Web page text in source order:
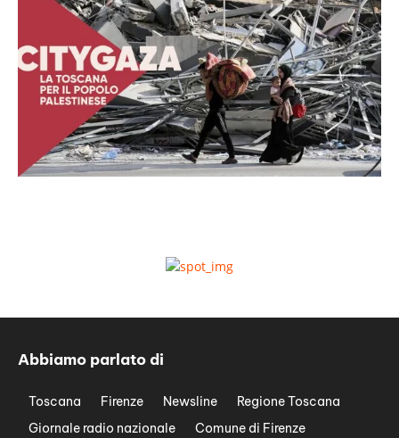
Abbiamo parlato di
Toscana Firenze Newsline
Regione Toscana
Giornale radio nazionale
Comune di Firenze